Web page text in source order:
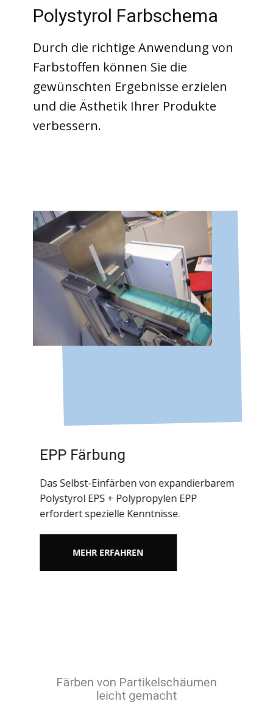
Polystyrol Farbschema
Durch die richtige Anwendung von
Farbstoffen können Sie die
gewünschten Ergebnisse erzielen
und die Ästhetik Ihrer Produkte
verbessern.
EPP Färbung
Das Selbst-Einfärben von expandierbarem
Polystyrol EPS + Polypropylen EPP
erfordert spezielle Kenntnisse.
MEHR ERFAHREN
Färben von Partikelschäumen
leicht gemacht